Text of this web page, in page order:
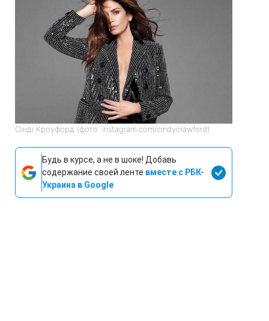
Сінді Кроуфорд (фото: instagram.com/cindycrawford)
Будь в курсе, а не в шоке! Добавь
содержание своей ленте вместе с РБК-
Украина в Google